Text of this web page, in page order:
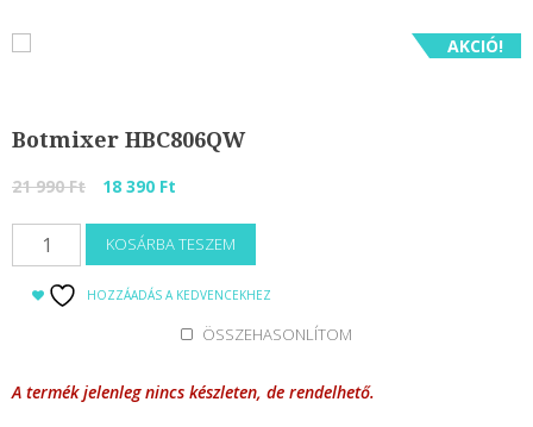
AKCIÓ!
Botmixer HBC806QW
21 990Ft
Original
was:
990 Ft.
18 390 Ft
is:
390 Ft.
Botmixer
HBC806QW
mennyiség
KOSÁRBA TESZEM
HOZZÁADÁS A KEDVENCEKHEZ
ÖSSZEHASONLÍTOM
A termék jelenleg nincs készleten, de rendelhető.